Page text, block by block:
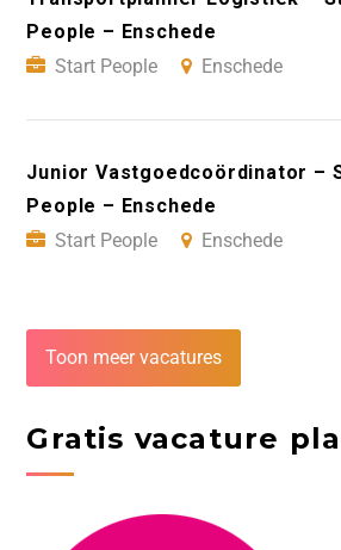
People – Enschede
Start People
Enschede
Junior Vastgoedcoördinator –
People – Enschede
Start People
Enschede
Toon meer vacatures
Gratis vacature